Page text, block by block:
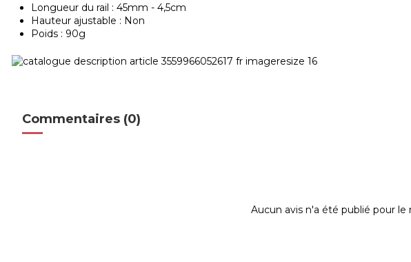
Longueur du rail : 45mm - 4,5cm
Hauteur ajustable : Non
Poids : 90g
Commentaires (0)
Aucun avis n'a été publié pour